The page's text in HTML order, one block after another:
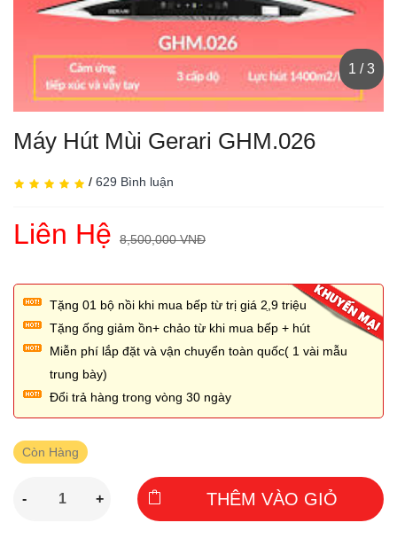
1 / 3
Máy Hút Mùi Gerari GHM.026
/ 629 Bình luận
Liên Hệ 8,500,000 VNĐ
Tặng 01 bộ nồi khi mua bếp từ trị giá 2,̣9 triệu
Tặng ống giảm ồn+ chảo từ khi mua bếp + hút
Miễn phí lắp đặt và vận chuyển toàn quốc( 1 vài mẫu
trung bày)
Đổi trả hàng trong vòng 30 ngày
Còn Hàng
- + THÊM VÀO GIỎ